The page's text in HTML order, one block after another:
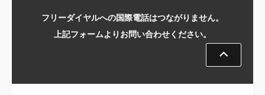
フリーダイヤルへの国際電話はつながりません。
上記フォームよりお問い合わせください。